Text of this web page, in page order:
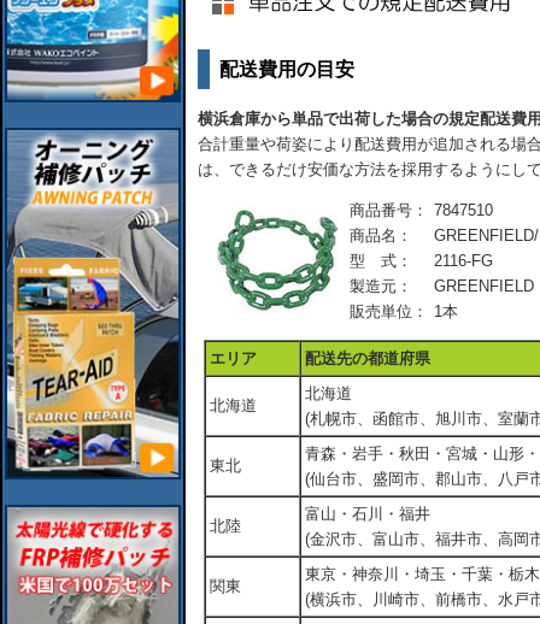
配送費用の目安
横浜倉庫から単品で出荷した場合の規定配送費
合計重量や荷姿により配送費用が追加される場
は、できるだけ安価な方法を採用するようにし
商品番号：
7847510
商品名：
型 式：
2116-FG
製造元：
GREENFIELD
販売単位：
1本
エリア 配送先の都道府県
北海道
北海道
(札幌市、函館市、旭川市、室蘭
東北
青森・岩手・秋田・宮城・山形
(仙台市、盛岡市、郡山市、八戸
北陸
富山・石川・福井
(金沢市、富山市、福井市、高岡
関東
東京・神奈川・埼玉・千葉・栃
(横浜市、川崎市、前橋市、水戸